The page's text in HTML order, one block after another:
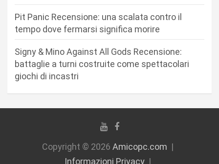
Pit Panic Recensione: una scalata contro il
tempo dove fermarsi significa morire
Signy & Mino Against All Gods Recensione:
battaglie a turni costruite come spettacolari
giochi di incastri
Copyright © 2026 Amicopc.com
Informazioni Privacy